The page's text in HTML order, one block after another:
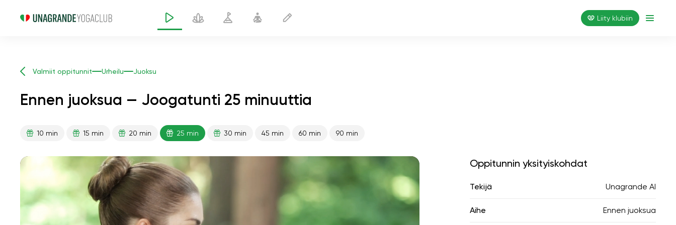
Liity klubiin
Valmiit oppitunnit Urheilu Juoksu
Ennen juoksua — Joogatunti 25 minuuttia
10 min 15 min 20 min 25 min 30 min 45 min 60 min 90 min
Oppitunnin yksityiskohdat
Tekijä Unagrande AI
Aihe Ennen juoksua